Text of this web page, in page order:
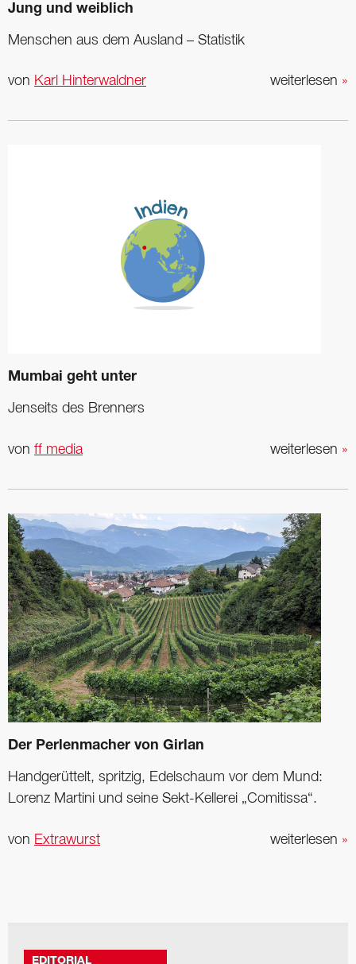
Jung und weiblich
Menschen aus dem Ausland – Statistik
weiterlesen »
von Karl Hinterwaldner
Mumbai geht unter
Jenseits des Brenners
weiterlesen »
von ff media
Der Perlenmacher von Girlan
Handgerüttelt, spritzig, Edelschaum vor dem Mund:
Lorenz Martini und seine Sekt-Kellerei „Comitissa“.
weiterlesen »
von Extrawurst
EDITORIAL